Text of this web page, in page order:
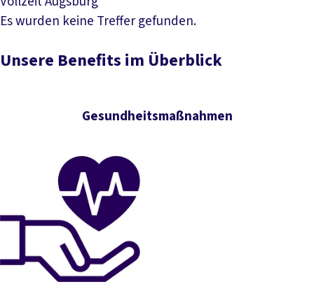
Es wurden keine Treffer gefunden.
Unsere Benefits im Überblick
Gesundheitsmaßnahmen